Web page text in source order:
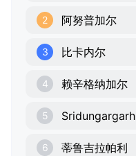
2 阿努普加尔
3 比卡内尔
4 赖辛格纳加尔
5 Sridungargarh
6 蒂鲁吉拉帕利